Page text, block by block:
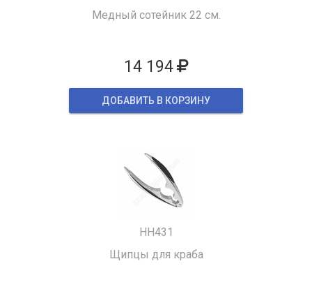
Медный сотейник 22 см.
14 194
ДОБАВИТЬ В КОРЗИНУ
HH431
Щипцы для краба